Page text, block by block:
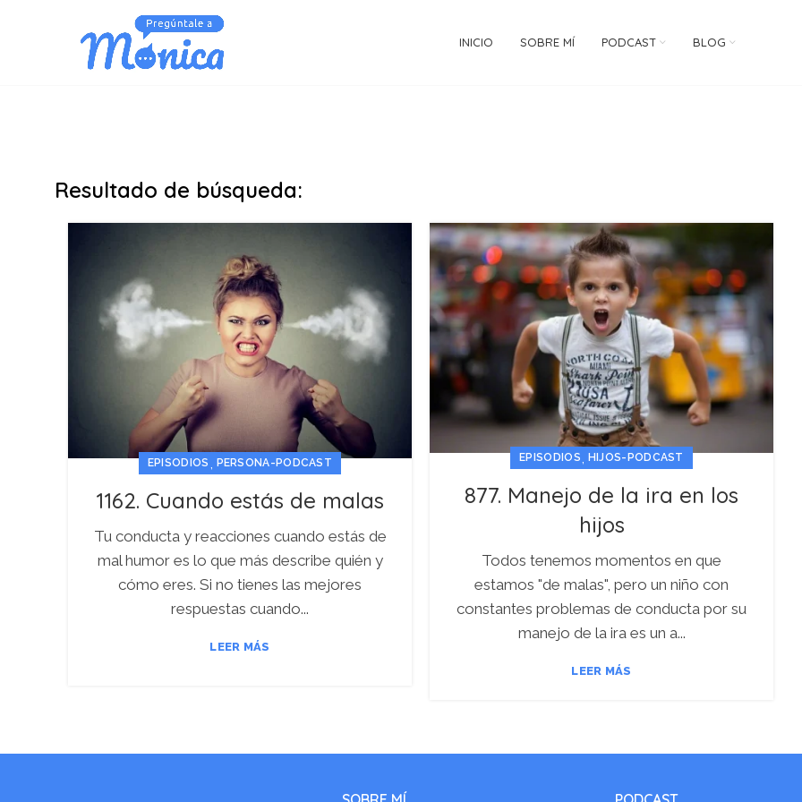
INICIO SOBRE MÍ PODCAST BLOG
Resultado de búsqueda:
EPISODIOS PERSONA-PODCAST
1162. Cuando estás de malas
Tu conducta y reacciones cuando estás de
mal humor es lo que más describe quién y
cómo eres. Si no tienes las mejores
respuestas cuando...
LEER MÁS
EPISODIOS HIJOS-PODCAST
877. Manejo de la ira en los
hijos
Todos tenemos momentos en que
estamos "de malas", pero un niño con
constantes problemas de conducta por su
manejo de la ira es un a...
LEER MÁS